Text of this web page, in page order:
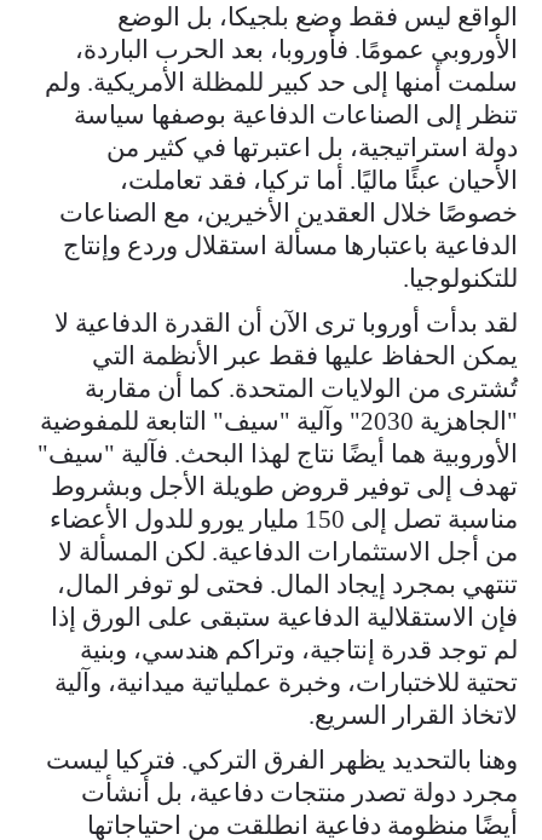
الواقع ليس فقط وضع بلجيكا، بل الوضع
الأوروبي عمومًا. فأوروبا، بعد الحرب الباردة،
سلمت أمنها إلى حد كبير للمظلة الأمريكية. ولم
تنظر إلى الصناعات الدفاعية بوصفها سياسة
دولة استراتيجية، بل اعتبرتها في كثير من
الأحيان عبئًا ماليًا. أما تركيا، فقد تعاملت،
خصوصًا خلال العقدين الأخيرين، مع الصناعات
الدفاعية باعتبارها مسألة استقلال وردع وإنتاج
للتكنولوجيا.
لقد بدأت أوروبا ترى الآن أن القدرة الدفاعية لا
يمكن الحفاظ عليها فقط عبر الأنظمة التي
تُشترى من الولايات المتحدة. كما أن مقاربة
"الجاهزية 2030" وآلية "سيف" التابعة للمفوضية
الأوروبية هما أيضًا نتاج لهذا البحث. فآلية "سيف"
تهدف إلى توفير قروض طويلة الأجل وبشروط
مناسبة تصل إلى 150 مليار يورو للدول الأعضاء
من أجل الاستثمارات الدفاعية. لكن المسألة لا
تنتهي بمجرد إيجاد المال. فحتى لو توفر المال،
فإن الاستقلالية الدفاعية ستبقى على الورق إذا
لم توجد قدرة إنتاجية، وتراكم هندسي، وبنية
تحتية للاختبارات، وخبرة عملياتية ميدانية، وآلية
لاتخاذ القرار السريع.
وهنا بالتحديد يظهر الفرق التركي. فتركيا ليست
مجرد دولة تصدر منتجات دفاعية، بل أنشأت
أيضًا منظومة دفاعية انطلقت من احتياجاتها